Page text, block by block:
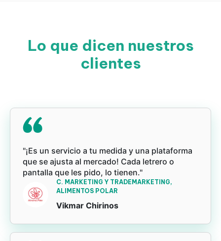
Lo que dicen nuestros
clientes
"¡Es un servicio a tu medida y una plataforma
que se ajusta al mercado! Cada letrero o
pantalla que les pido, lo tienen."
C. MARKETING Y TRADEMARKETING,
ALIMENTOS POLAR
Vikmar Chirinos